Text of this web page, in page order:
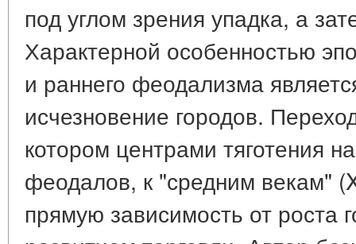
под углом зрения упадка, а
Характерной особенностью
и раннего феодализма
исчезновение городов.
котором центрами тяготения
феодалов, к "средним векам"
прямую зависимость от роста